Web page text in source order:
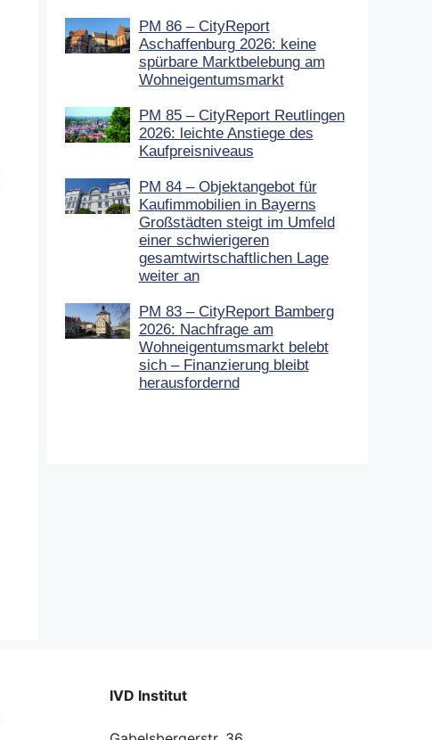
PM 86 – CityReport
Aschaffenburg 2026: keine
spürbare Marktbelebung am
Wohneigentumsmarkt
PM 85 – CityReport Reutlingen
2026: leichte Anstiege des
Kaufpreisniveaus
PM 84 – Objektangebot für
Kaufimmobilien in Bayerns
Großstädten steigt im Umfeld
einer schwierigeren
gesamtwirtschaftlichen Lage
weiter an
PM 83 – CityReport Bamberg
2026: Nachfrage am
Wohneigentumsmarkt belebt
sich – Finanzierung bleibt
herausfordernd
IVD Institut